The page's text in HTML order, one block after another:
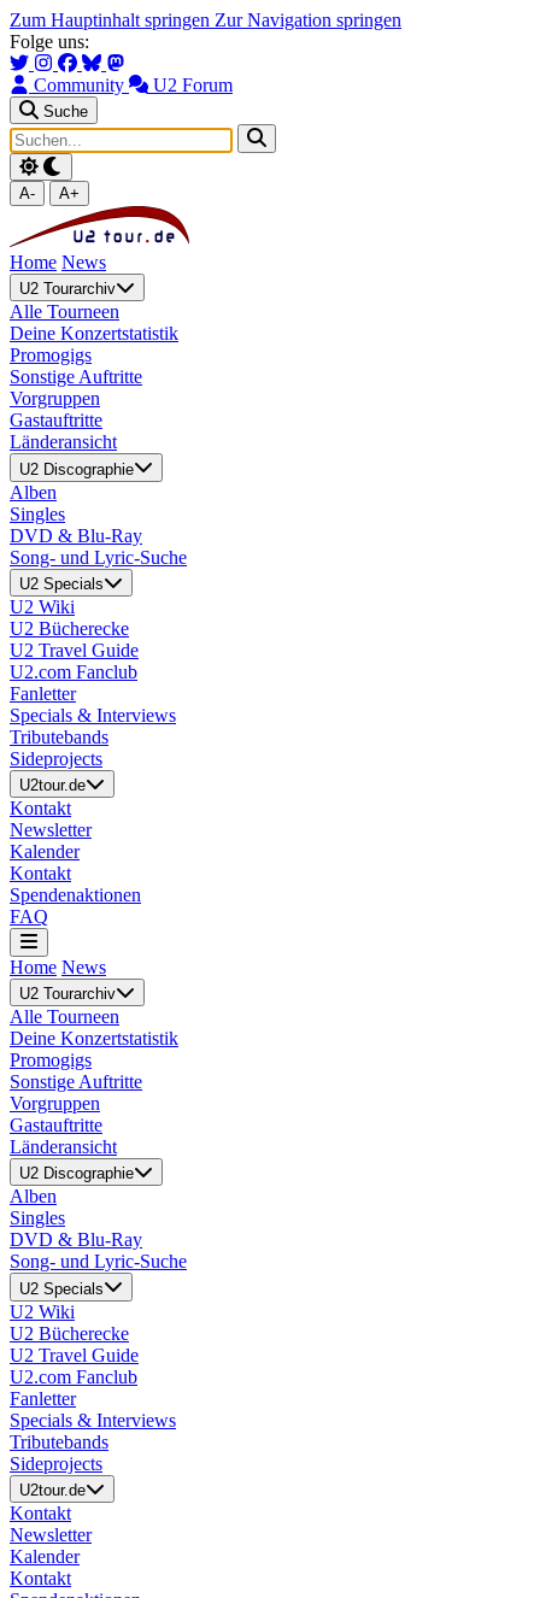
Zum Hauptinhalt springen Zur Navigation springen
Folge uns:
Community U2 Forum
Suche
A- A+
Home News
U2 Tourarchiv
Alle Tourneen
Deine Konzertstatistik
Promogigs
Sonstige Auftritte
Vorgruppen
Gastauftritte
Länderansicht
U2 Discographie
Alben
Singles
DVD & Blu-Ray
Song- und Lyric-Suche
U2 Specials
U2 Wiki
U2 Bücherecke
U2 Travel Guide
U2.com Fanclub
Fanletter
Specials & Interviews
Tributebands
Sideprojects
U2tour.de
Kontakt
Newsletter
Kalender
Kontakt
Spendenaktionen
FAQ
Home News
U2 Tourarchiv
Alle Tourneen
Deine Konzertstatistik
Promogigs
Sonstige Auftritte
Vorgruppen
Gastauftritte
Länderansicht
U2 Discographie
Alben
Singles
DVD & Blu-Ray
Song- und Lyric-Suche
U2 Specials
U2 Wiki
U2 Bücherecke
U2 Travel Guide
U2.com Fanclub
Fanletter
Specials & Interviews
Tributebands
Sideprojects
U2tour.de
Kontakt
Newsletter
Kalender
Kontakt